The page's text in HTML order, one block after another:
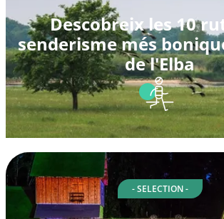
Descobreix les 10
senderisme més
de l'Elba
- SELECTION -